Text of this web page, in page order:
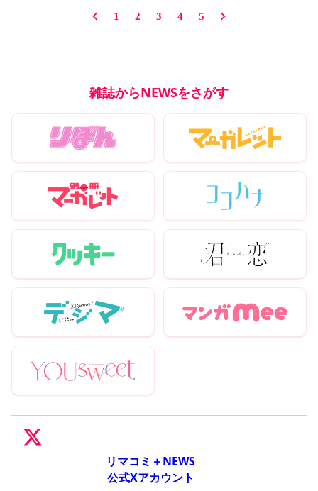
1 2 3 4 5
雑誌からNEWSをさがす
リマコミ＋NEWS
公式Xアカウント